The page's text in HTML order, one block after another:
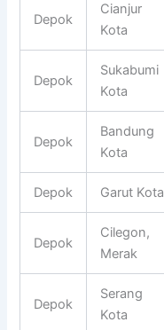
Depok
Cianjur
Kota
Depok
Sukabumi
Kota
Depok
Bandung
Kota
Depok Garut Kota
Depok
Cilegon,
Merak
Depok
Serang
Kota